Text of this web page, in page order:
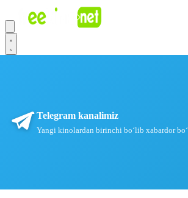
Telegram kanalimiz
Yangi kinolardan birinchi boʻlib xabardor